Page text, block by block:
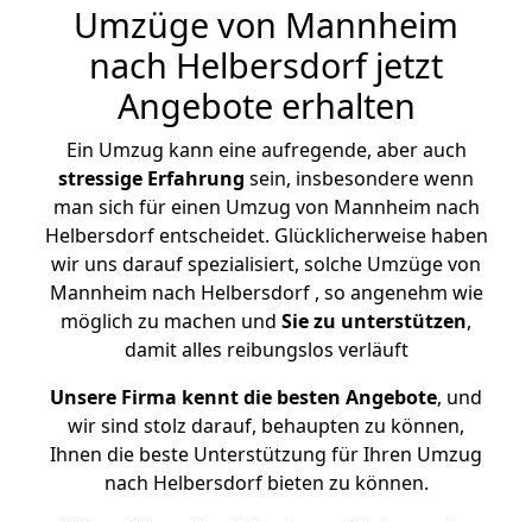
Umzüge von Mannheim
nach Helbersdorf jetzt
Angebote erhalten
Ein Umzug kann eine aufregende, aber auch
stressige Erfahrung sein, insbesondere wenn
man sich für einen Umzug von Mannheim nach
Helbersdorf entscheidet. Glücklicherweise haben
wir uns darauf spezialisiert, solche Umzüge von
Mannheim nach Helbersdorf , so angenehm wie
möglich zu machen und Sie zu unterstützen,
damit alles reibungslos verläuft
Unsere Firma kennt die besten Angebote, und
wir sind stolz darauf, behaupten zu können,
Ihnen die beste Unterstützung für Ihren Umzug
nach Helbersdorf bieten zu können.